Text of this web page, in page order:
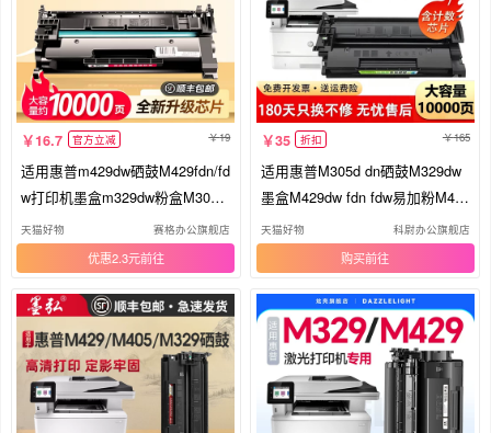
16.7 官方立减 19
适用惠普m429dw硒鼓M429fdn/fd
w打印机墨盒m329dw粉盒M305d
M405d/dn/dw m407 m406 m431
HP77a/CF277A晒鼓
天猫好物 赛格办公旗舰店
优惠2.3元
35 折扣 165
适用惠普M305d dn硒鼓M329dw
墨盒M429dw fdn fdw易加粉M405
d dn n dw M406 M407dn M430f
M431f打印机CF277A
天猫好物 科尉办公旗舰店
购买